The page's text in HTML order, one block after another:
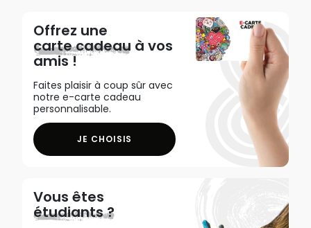
Offrez une
carte cadeau à vos
amis !
Faites plaisir à coup sûr avec
notre e-carte cadeau
personnalisable.
JE CHOISIS
Vous êtes
étudiants ?